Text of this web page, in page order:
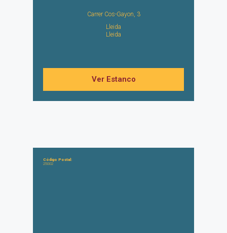
Carrer Cos-Gayon, 3
Lleida
Lleida
Ver Estanco
Código Postal:
25002